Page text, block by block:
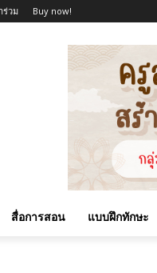
ร่วม Buy now!
สื่อการสอน แบบฝึกทักษะ